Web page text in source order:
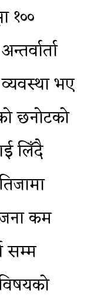
१००
भए
छनोटको
लिँदै
कम
सम्म